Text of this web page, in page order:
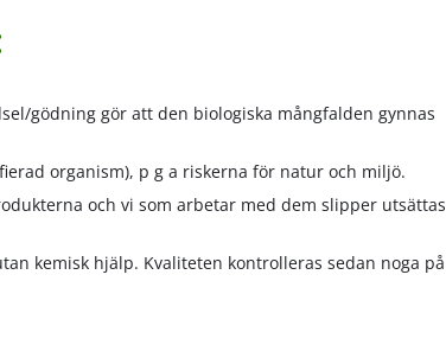
gödning gör att den biologiska mångfalden gynnas
organism), p g a riskerna för natur och miljö.
och vi som arbetar med dem slipper utsättas
kemisk hjälp. Kvaliteten kontrolleras sedan noga på